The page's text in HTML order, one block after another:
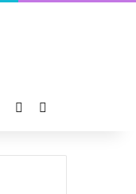
Publicación al azar